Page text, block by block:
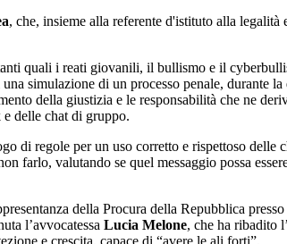
, che, insieme alla referente d'istituto alla legalità
quali i reati giovanili, il bullismo e il
simulazione di un processo penale, durante
della giustizia e le responsabilità che ne
delle chat di gruppo.
di regole per un uso corretto e rispettoso
valutando se quel messaggio possa
della Procura della Repubblica
l’avvocatessa Lucia Melone, che ha ribadito